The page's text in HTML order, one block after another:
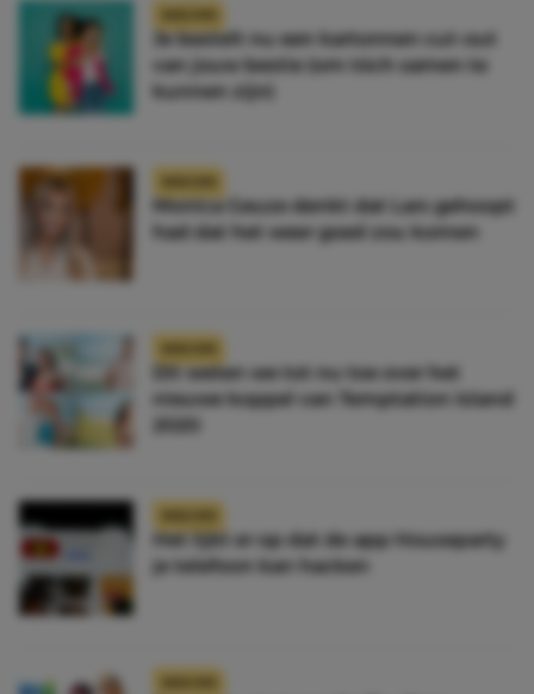
Je bestelt nu een kartonnen cut-out
van jouw bestie (om tóch samen te
kunnen zijn)
Monica Geuze denkt dat Lars gehoopt
had dat het weer goed zou komen
Dit weten we tot nu toe over het
nieuwe koppel van Temptation Island
Het lijkt er op dat de app Houseparty
je telefoon kan hacken